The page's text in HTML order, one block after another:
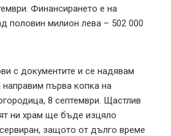
Финансирането е на
половин милион лева – 502 000
с документите и се надявам
първа копка на
8 септември. Щастлив
ни храм ще бъде изцяло
защото от дълго време